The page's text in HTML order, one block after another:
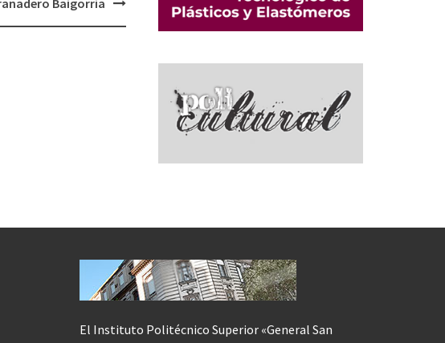
Baigorria
El Instituto Politécnico Superior «General San